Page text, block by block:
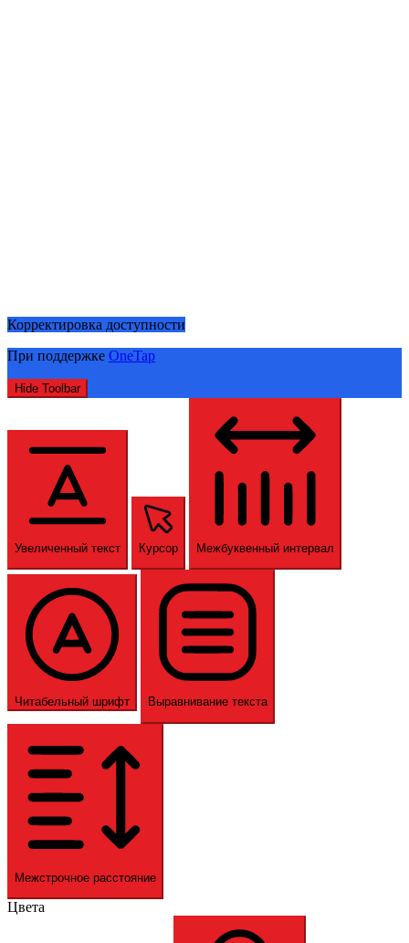
Корректировка доступности
При поддержке OneTap
Hide Toolbar
Увеличенный текст Курсор Межбуквенный интервал
Читабельный шрифт Выравнивание текста
Межстрочное расстояние
Цвета